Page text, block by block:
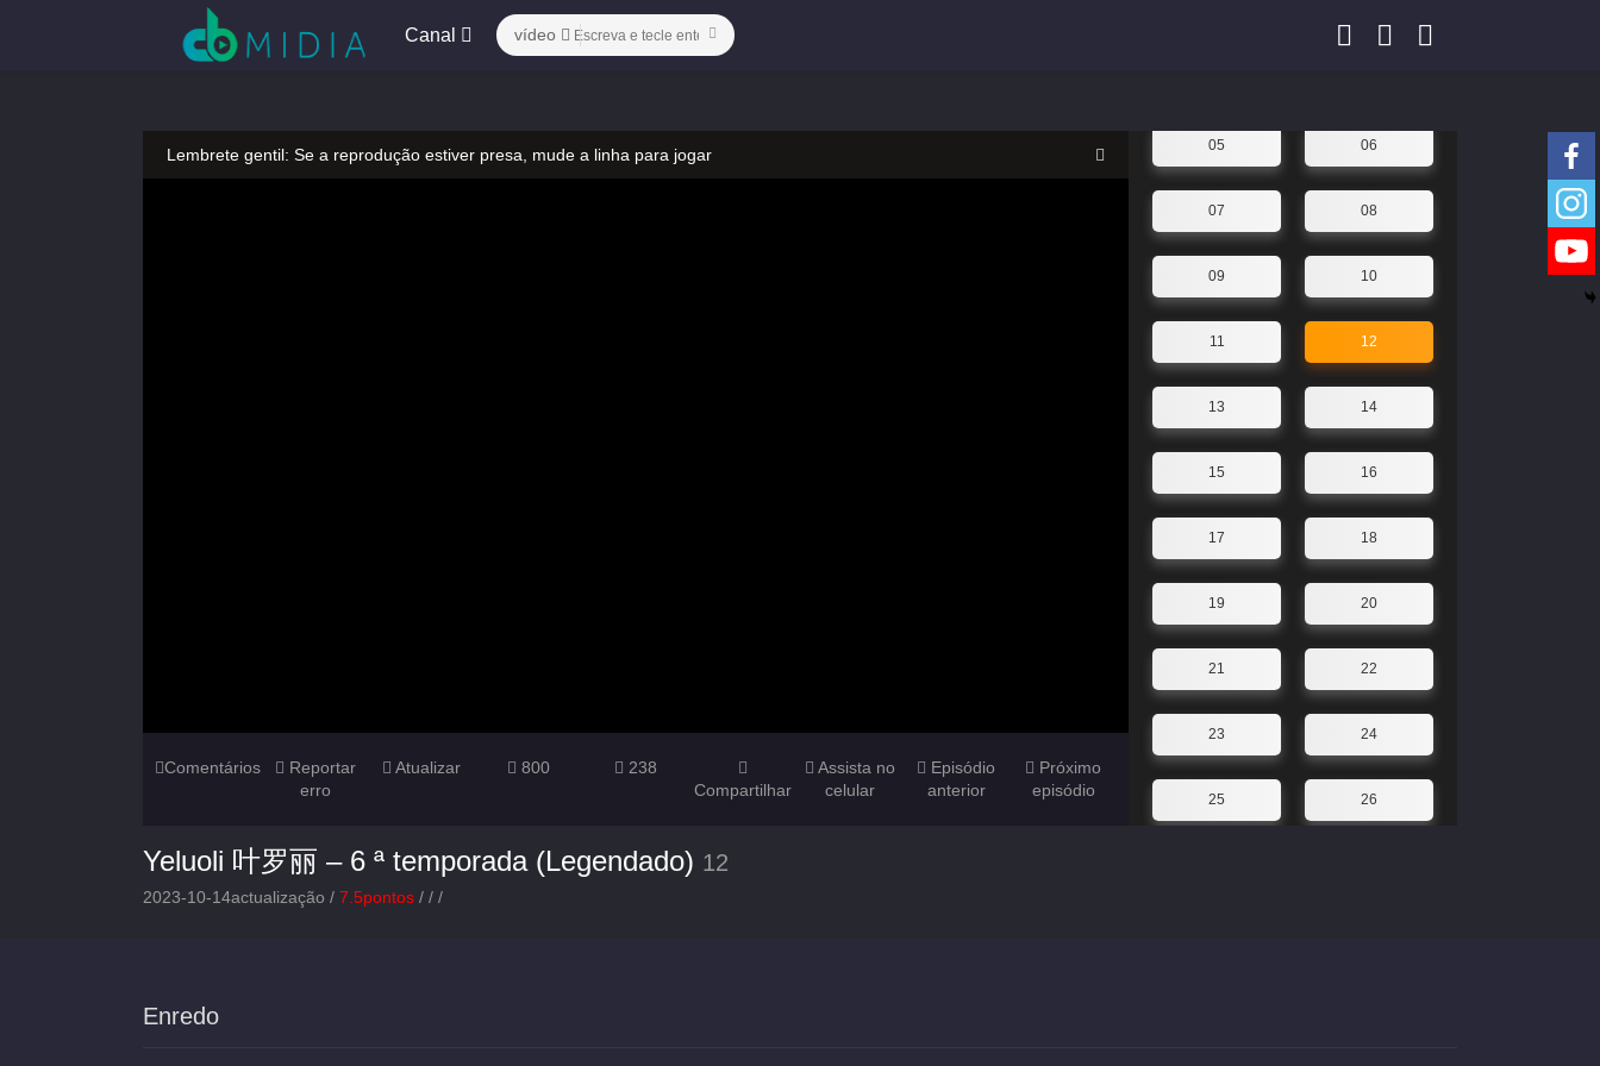
Canal vídeo
Lembrete gentil: Se a reprodução estiver presa, mude a linha para jogar
Comentários
Reportar
erro
Atualizar 800
238
Compartilhar
Assista no
celular
Episódio
anterior
Próximo
episódio
05 06
07 08
09 10
11 12
13 14
15 16
17 18
19 20
21 22
23 24
25 26
Yeluoli 叶罗丽 – 6 ª temporada (Legendado) 12
2023-10-14actualização / 7.5pontos / / /
Enredo